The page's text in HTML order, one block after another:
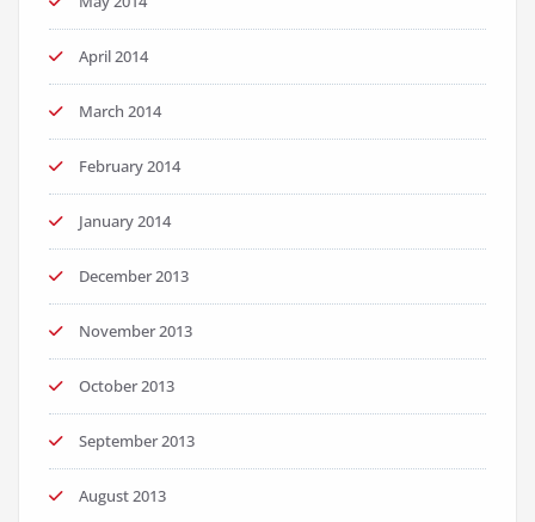
April 2014
March 2014
February 2014
January 2014
December 2013
November 2013
October 2013
September 2013
August 2013